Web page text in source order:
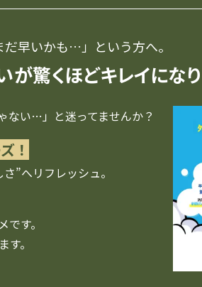
早いかも…」 という方へ。
が驚くほどキレイになり
ない…」と迷ってませんか？
！
”へリフレッシュ。
す。
。